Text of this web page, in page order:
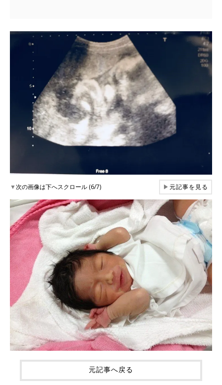
▼次の画像は下へスクロール (6/7) ▶元記事を見る
元記事へ戻る